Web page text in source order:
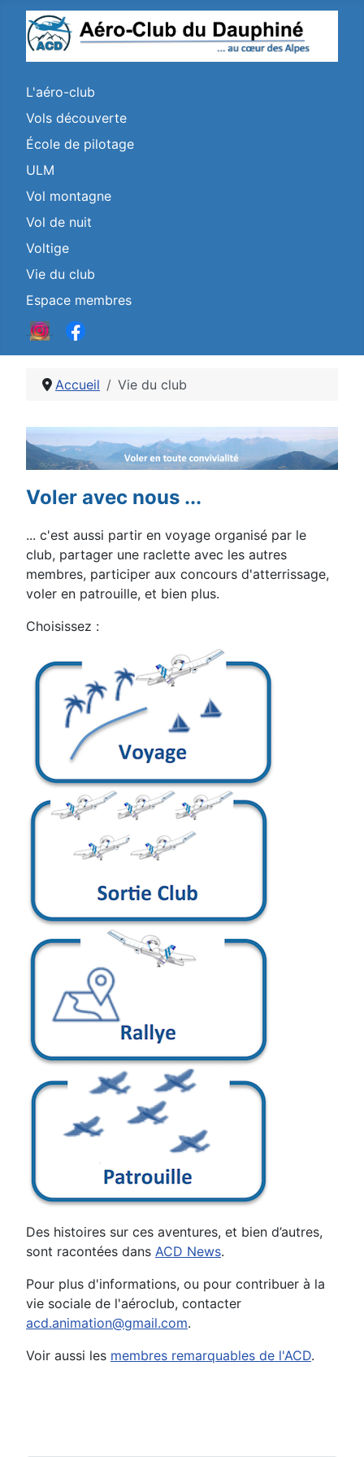
L'aéro-club
Vols découverte
École de pilotage
ULM
Vol montagne
Vol de nuit
Voltige
Vie du club
Espace membres
Accueil Vie du club
Détails
Voler avec nous ...
... c'est aussi partir en voyage organisé par le
club, partager une raclette avec les autres
membres, participer aux concours d'atterrissage,
voler en patrouille, et bien plus.
Choisissez :
Des histoires sur ces aventures, et bien d’autres,
sont racontées dans ACD News.
Pour plus d'informations, ou pour contribuer à la
vie sociale de l'aéroclub, contacter
acd.animation@gmail.com.
Voir aussi les membres remarquables de l'ACD.